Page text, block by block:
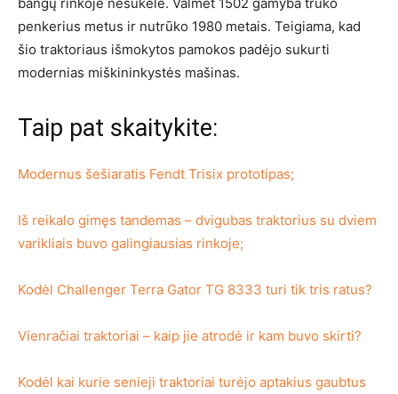
bangų rinkoje nesukėlė. Valmet 1502 gamyba truko
penkerius metus ir nutrūko 1980 metais. Teigiama, kad
šio traktoriaus išmokytos pamokos padėjo sukurti
modernias miškininkystės mašinas.
Taip pat skaitykite:
Modernus šešiaratis Fendt Trisix prototipas;
Iš reikalo gimęs tandemas – dvigubas traktorius su dviem
varikliais buvo galingiausias rinkoje;
Kodėl Challenger Terra Gator TG 8333 turi tik tris ratus?
Vienračiai traktoriai – kaip jie atrodė ir kam buvo skirti?
Kodėl kai kurie senieji traktoriai turėjo aptakius gaubtus